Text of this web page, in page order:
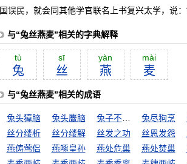
国误民，就会同其他学官联名上书复兴太学，说
与“兔丝燕麦”相关的字典解释
tù
兔
sī
丝
yàn
燕
mài
麦
与“兔丝燕麦”相关的成语
兔头獐脑 兔头麞脑 兔子不吃窝边草 兔尽狗烹
丝分缕析
丝分缕解 丝发之功 丝恩发怨
燕俦莺侣
燕啄皇孙 燕处危巢 燕处焚巢